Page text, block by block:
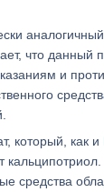
что данный
и
который, как и
средства